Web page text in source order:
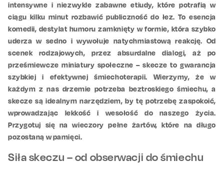
intensywne i niezwykle zabawne etiudy, które potrafią w
ciągu kilku minut rozbawić publiczność do łez. To esencja
komedii, destylat humoru zamknięty w formie, która szybko
uderza w sedno i wywołuje natychmiastową reakcję. Od
scenek rodzajowych, przez absurdalne dialogi, aż po
prześmiewcze miniatury społeczne – skecze to gwarancja
szybkiej i efektywnej śmiechoterapii. Wierzymy, że w
każdym z nas drzemie potrzeba beztroskiego śmiechu, a
skecze są idealnym narzędziem, by tę potrzebę zaspokoić,
wprowadzając lekkość i wesołość do naszego życia.
Przygotuj się na wieczory pełne żartów, które na długo
pozostaną w pamięci.
Siła skeczu – od obserwacji do śmiechu